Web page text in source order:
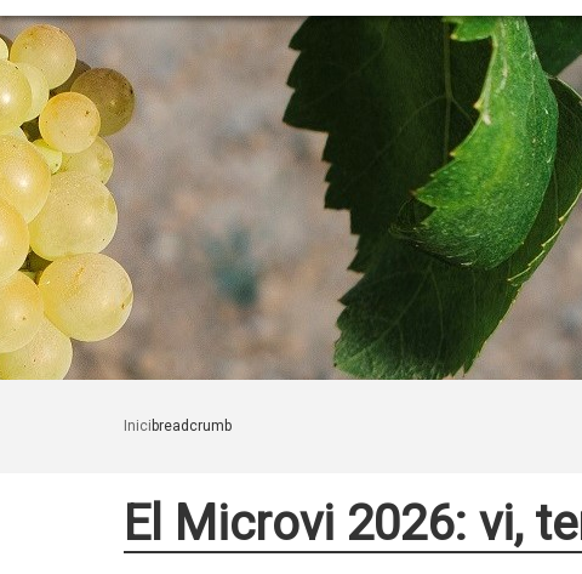
Inici breadcrumb
El Microvi 2026: vi,